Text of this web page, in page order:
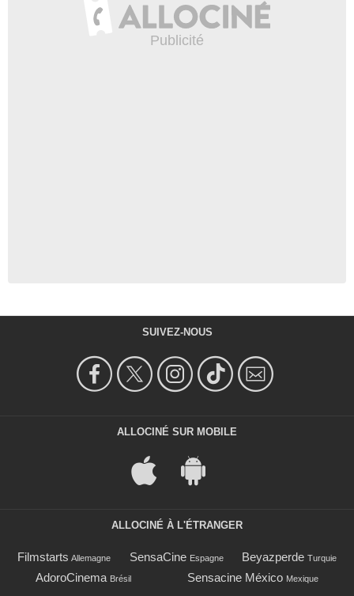
SUIVEZ-NOUS
ALLOCINÉ SUR MOBILE
ALLOCINÉ À L'ÉTRANGER
Filmstarts Allemagne SensaCine Espagne Beyazperde Turquie
AdoroCinema Brésil Sensacine México Mexique